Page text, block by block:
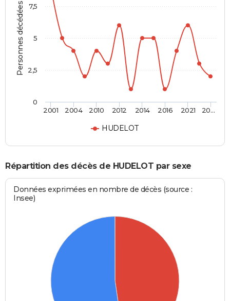
Personnes décédées
HUDELOT
2001 2004 2010 2012 2014 2016 2021 20…
0
2,5
5
7,5
Répartition des décès de HUDELOT par sexe
Données exprimées en nombre de décès (source :
Insee)